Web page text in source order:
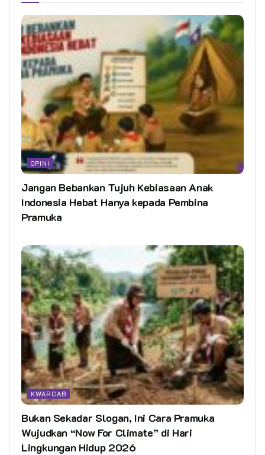
OPINI
Jangan Bebankan Tujuh Kebiasaan Anak
Indonesia Hebat Hanya kepada Pembina
Pramuka
KWARCAB
Bukan Sekadar Slogan, Ini Cara Pramuka
Wujudkan “Now For Climate” di Hari
Lingkungan Hidup 2026